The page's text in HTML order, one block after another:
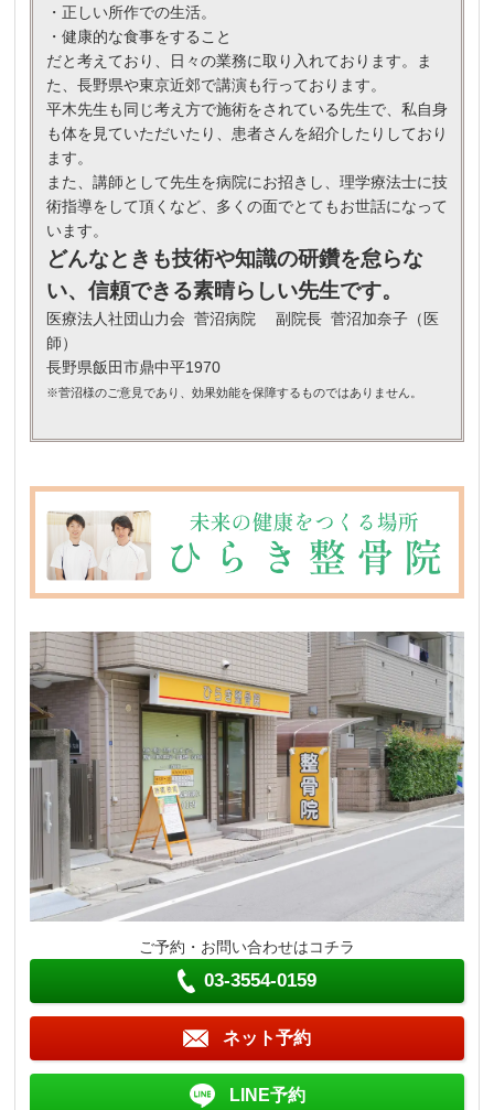
・正しい所作での生活。
・健康的な食事をすること
だと考えており、日々の業務に取り入れております。ま
た、 長野県や東京近郊で講演も行っております。
平木先生も同じ考え方で施術をされている先生で、 私自身
も体を見ていただいたり、 患者さんを紹介したりしており
ます。
また、講師として先生を病院にお招きし、 理学療法士に技
術指導をして頂くなど、 多くの面でとてもお世話になって
います。
どんなときも技術や知識の研鑽を怠らな
い、 信頼できる素晴らしい先生です。
医療法人社団山力会 菅沼病院 副院長 菅沼加奈子（医
師）
長野県飯田市鼎中平1970
※菅沼様のご意見であり、 効果効能を保障するものではありません。
ご予約・お問い合わせはコチラ
03-3554-0159
ネット予約
LINE予約